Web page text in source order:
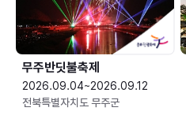
무주반딧불축제
2026.09.04~2026.09.12
전북특별자치도 무주군